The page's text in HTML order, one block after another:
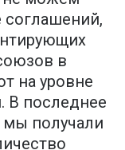
соглашений,
в
на уровне
В последнее
мы получали